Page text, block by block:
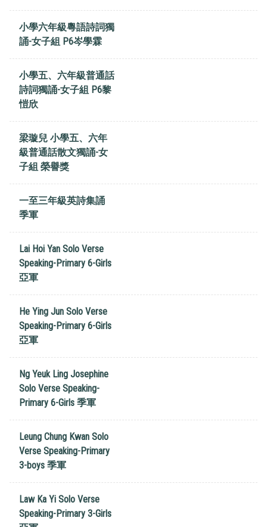
小學六年級粵語詩詞獨
誦-女子組 P6岑學霖
小學五、六年級普通話
詩詞獨誦-女子組 P6黎
愷欣
梁璇兒 小學五、六年
級普通話散文獨誦-女
子組 榮譽獎
一至三年級英詩集誦
季軍
Lai Hoi Yan Solo Verse
Speaking-Primary 6-Girls
亞軍
He Ying Jun Solo Verse
Speaking-Primary 6-Girls
亞軍
Ng Yeuk Ling Josephine
Solo Verse Speaking-
Primary 6-Girls 季軍
Leung Chung Kwan Solo
Verse Speaking-Primary
3-boys 季軍
Law Ka Yi Solo Verse
Speaking-Primary 3-Girls